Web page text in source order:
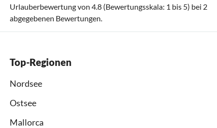
Urlauberbewertung von 4.8 (Bewertungsskala: 1 bis 5) bei 2
abgegebenen Bewertungen.
Top-Regionen
Nordsee
Ostsee
Mallorca